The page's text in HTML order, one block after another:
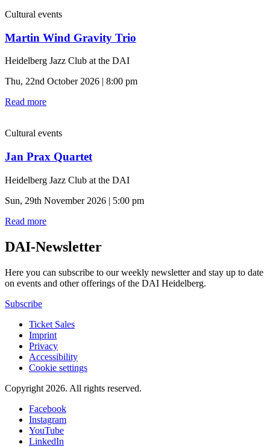
Cultural events
Martin Wind Gravity Trio
Heidelberg Jazz Club at the DAI
Thu, 22nd October 2026 | 8:00 pm
Read more
Cultural events
Jan Prax Quartet
Heidelberg Jazz Club at the DAI
Sun, 29th November 2026 | 5:00 pm
Read more
DAI-Newsletter
Here you can subscribe to our weekly newsletter and stay up to date
on events and other offerings of the DAI Heidelberg.
Subscribe
Ticket Sales
Imprint
Privacy
Accessibility
Cookie settings
Copyright 2026. All rights reserved.
Facebook
Instagram
YouTube
LinkedIn